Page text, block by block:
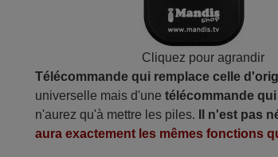
Cliquez pour agrandir
Télécommande qui remplace celle
universelle mais d'unetélécommande
n'aurez qu'à mettre les piles.
Il n'est pas
aura exactement les mêmes fonctions